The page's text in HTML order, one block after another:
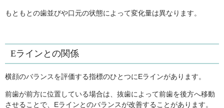
もともとの歯並びや口元の状態によって変化量は異なります。
Eラインとの関係
横顔のバランスを評価する指標のひとつにEラインがあります。
前歯が前方に位置している場合は、抜歯によって前歯を後方へ移動
させることで、Eラインとのバランスが改善することがあります。